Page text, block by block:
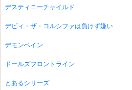
デスティニーチャイルド
デビィ・ザ・コルシファは負けず嫌い
デモンベイン
ドールズフロントライン
とあるシリーズ